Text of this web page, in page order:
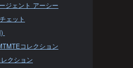
ジェント アーシー
ェット
コレクション
クション